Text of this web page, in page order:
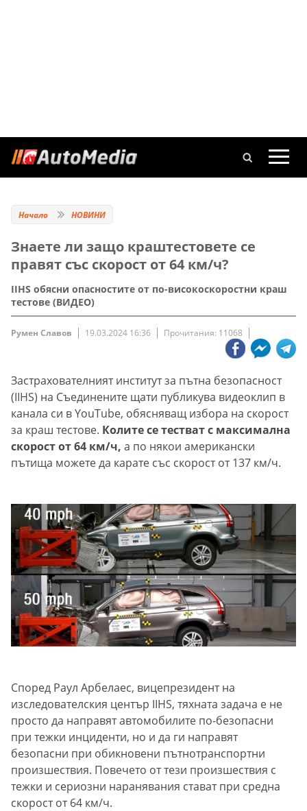
Начало НОВИНИ
Знаете ли защо краштестовете се
правят със скорост от 64 км/ч?
IIHS обясни опасностите от по-високоскоростни краш
тестове (ВИДЕО)
Румен Славов 19.03.2024 16:36 Прочитания: 11068
Застрахователният институт за пътна безопасност
(IIHS) на Съединените щати публикува видеоклип в
канала си в YouTube, обясняващ избора на скорост
за краш тестове. Колите се тестват с максимална
скорост от 64 км/ч, а по някои американски
пътища можете да карате със скорост от 137 км/ч.
Според Раул Арбелаес, вицепрезидент на
изследователския център IIHS, тяхната задача е не
просто да направят автомобилите по-безопасни
при тежки инциденти, но и да ги направят
безопасни при обикновени пътнотранспортни
произшествия. Повечето от тези произшествия с
тежки и сериозни наранявания стават при средна
скорост от 64 км/ч.